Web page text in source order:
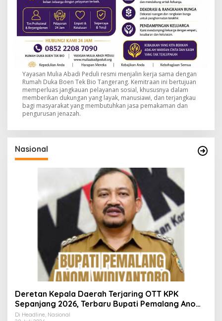
Yayasan Mulia Abadi Peduli resmi menjalin kerja sama dengan
Rumah Duka Boen Tek Bio Tangerang. Kemitraan ini bertujuan
memperluas jangkauan pelayanan sosial, khususnya dalam
memberikan dukungan yang layak, manusiawi, dan terjangkau
bagi masyarakat yang membutuhkan jasa pemakaman dan
pengurusan jenazah.
Nasional
Deretan Kepala Daerah Terjaring OTT KPK
Sepanjang 2026, Terbaru Bupati Pemalang Anom
Widiyantoro
Di Headline, Nasional